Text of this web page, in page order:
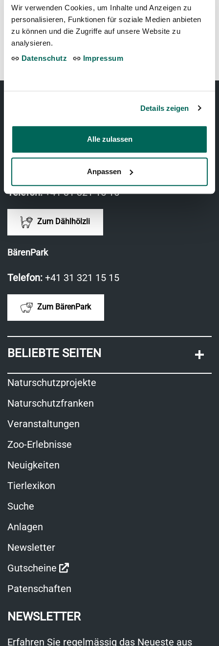
Wir verwenden Cookies, um Inhalte und Anzeigen zu
personalisieren, Funktionen für soziale Medien anbieten
zu können und die Zugriffe auf unsere Website zu
analysieren.
Datenschutz
Impressum
Details zeigen
Alle zulassen
Anpassen
Schneeeule
TIERPARK BERN
3005 Bern, Schweiz
Telefon: +41 31 321 15 15
Zum Dählhölzli
BärenPark
Telefon: +41 31 321 15 15
Zum BärenPark
BELIEBTE SEITEN
Naturschutzprojekte
Naturschutzfranken
Veranstaltungen
Zoo-Erlebnisse
Neuigkeiten
Tierlexikon
Suche
Anlagen
Newsletter
Gutscheine
Link
öffnet
neuem
Fenster
Patenschaften
NEWSLETTER
Erfahren Sie regelmässig das Neueste aus